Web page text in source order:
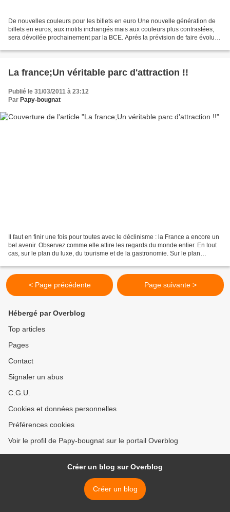
De nouvelles couleurs pour les billets en euro Une nouvelle génération de
billets en euros, aux motifs inchangés mais aux couleurs plus contrastées,
sera dévoilée prochainement par la BCE. Aprés la prévision de faire évoluer
La france;Un véritable parc d'attraction !!
Publié le 31/03/2011 à 23:12
Par Papy-bougnat
Il faut en finir une fois pour toutes avec le déclinisme : la France a encore un
bel avenir. Observez comme elle attire les regards du monde entier. En tout
cas, sur le plan du luxe, du tourisme et de la gastronomie. Sur le plan
< Page précédente Page suivante >
Hébergé par Overblog
Top articles
Pages
Contact
Signaler un abus
C.G.U.
Cookies et données personnelles
Préférences cookies
Voir le profil de Papy-bougnat sur le portail Overblog
Créer un blog sur Overblog
Créer un blog